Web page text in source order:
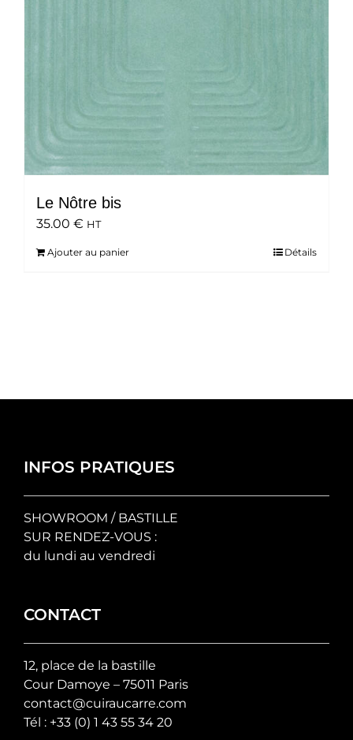
Le Nôtre bis
35.00 € HT
Ajouter au panier Détails
INFOS PRATIQUES
SHOWROOM / BASTILLE
SUR RENDEZ-VOUS :
du lundi au vendredi
CONTACT
12, place de la bastille
Cour Damoye – 75011 Paris
contact@cuiraucarre.com
Tél : +33 (0) 1 43 55 34 20